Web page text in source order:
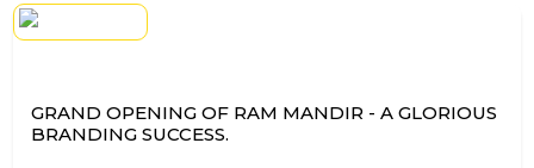
GRAND OPENING OF RAM MANDIR - A GLORIOUS
BRANDING SUCCESS.